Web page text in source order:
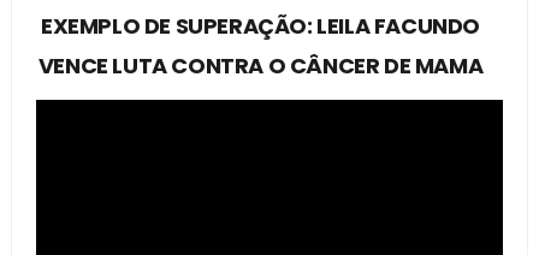
EXEMPLO DE SUPERAÇÃO: LEILA FACUNDO
VENCE LUTA CONTRA O CÂNCER DE MAMA